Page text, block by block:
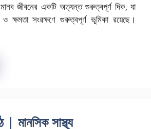
মানব জীবনের একটি অত্যন্ত গুরুত্বপূর্ণ দিক, যা
ও ক্ষমতা সংরক্ষণে গুরুত্বপূর্ণ ভূমিকা রয়েছে।
| মানসিক সাস্থ্য